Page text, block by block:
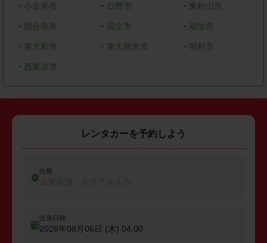
・ 小金井市 ・ 日野市 ・ 東村山市
・ 国分寺市 ・ 国立市 ・ 福生市
・ 東大和市 ・ 東久留米市 ・羽村市
・ 西東京市
レンタカーを予約しよう
出発
出発日時
2026年08月06日 (木) 04:00